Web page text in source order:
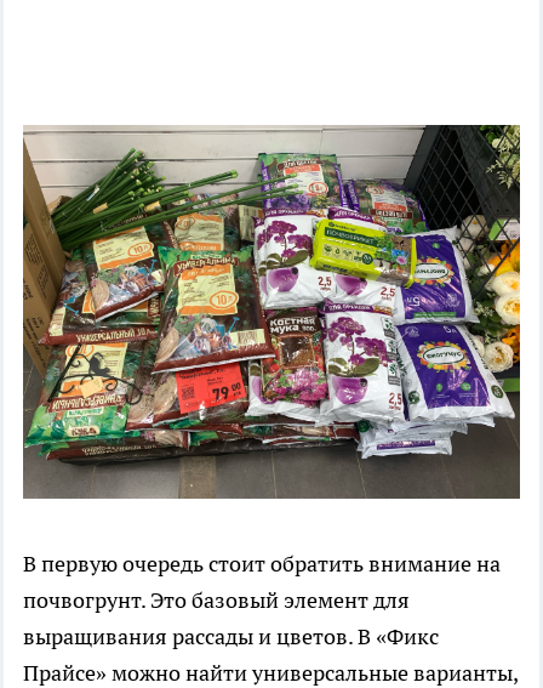
В первую очередь стоит обратить внимание на
почвогрунт. Это базовый элемент для
выращивания рассады и цветов. В «Фикс
Прайсе» можно найти универсальные варианты,